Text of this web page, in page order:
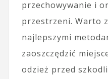
przechowywanie i
przestrzeni. Warto
najlepszymi
zaoszczędzić
odzież przed